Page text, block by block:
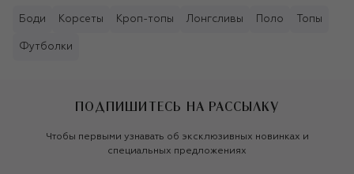
Боди Корсеты Кроп-топы Лонгсливы Поло Топы
Футболки
ПОДПИШИТЕСЬ НА РАССЫЛКУ
Чтобы первыми узнавать об эксклюзивных новинках и
специальных предложениях